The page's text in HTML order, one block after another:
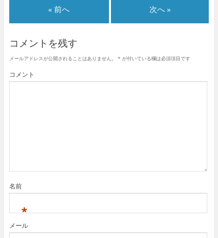
« 前へ 次へ »
コメントを残す
メールアドレスが公開されることはありません。 * が付いている欄は必須項目です
コメント
名前
*
メール